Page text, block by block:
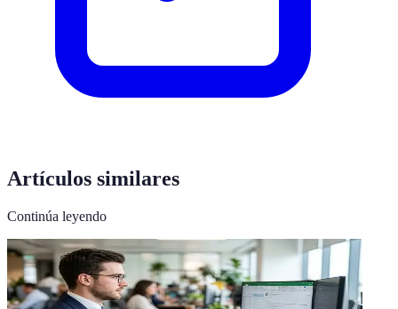
Artículos similares
Continúa leyendo